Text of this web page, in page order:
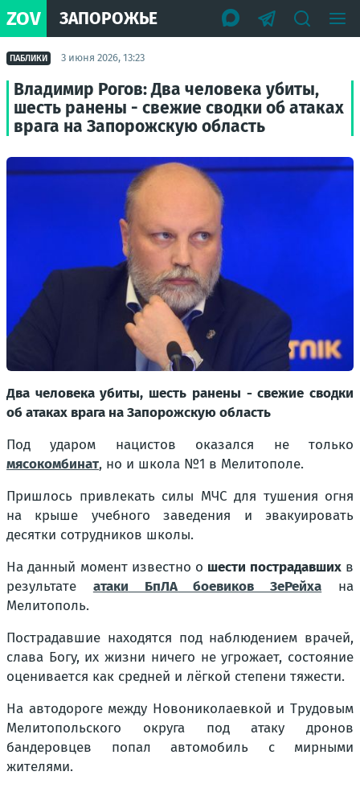
ZOV ЗАПОРОЖЬЕ
ПАБЛИКИ 3 июня 2026, 13:23
Владимир Рогов: Два человека убиты,
шесть ранены - свежие сводки об атаках
врага на Запорожскую область
Два человека убиты, шесть ранены - свежие сводки
об атаках врага на Запорожскую область
Под ударом нацистов оказался не только
мясокомбинат, но и школа №1 в Мелитополе.
Пришлось привлекать силы МЧС для тушения огня
на крыше учебного заведения и эвакуировать
десятки сотрудников школы.
На данный момент известно о шести пострадавшихв
результате атаки БпЛА боевиков ЗеРейха на
Мелитополь.
Пострадавшие находятся под наблюдением врачей,
слава Богу, их жизни ничего не угрожает, состояние
оценивается как средней и лёгкой степени тяжести.
На автодороге между Новониколаевкой и Трудовым
Мелитопольского округа под атаку дронов
бандеровцев попал автомобиль с мирными
жителями.